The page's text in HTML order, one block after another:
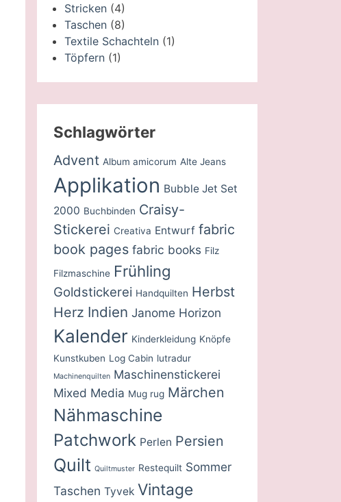
Stricken (4)
Taschen (8)
Textile Schachteln (1)
Töpfern (1)
Schlagwörter
Advent Album amicorum Alte Jeans
Applikation Bubble Jet Set
2000 Buchbinden Craisy-
Stickerei Creativa Entwurf fabric
book pages fabric books Filz
Filzmaschine Frühling
Goldstickerei Handquilten Herbst
Herz Indien Janome Horizon
Kalender Kinderkleidung Knöpfe
Kunstkuben Log Cabin lutradur
Machinenquilten Maschinenstickerei
Mixed Media Mug rug Märchen
Nähmaschine
Patchwork Perlen Persien
Quilt Quiltmuster Restequilt Sommer
Taschen Tyvek Vintage